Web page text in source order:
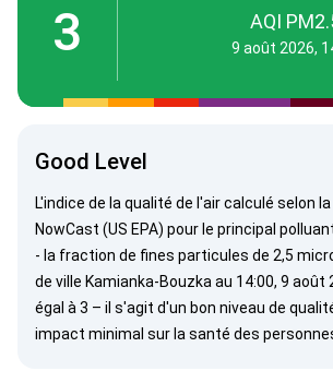
3 AQI
9 août 2026,
Good Level
L'indice de la qualité de l'air calculé selon
NowCast (US EPA) pour le principal
- la fraction de fines particules de 2,5
de ville Kamianka-Bouzka au 14:00, 9 août
égal à 3 – il s'agit d'un bon niveau de
impact minimal sur la santé des